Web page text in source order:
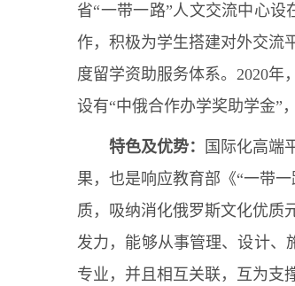
省“一带一路”人文交流中心
作，积极为学生搭建对外交流
度留学资助服务体系。2020
设有“中俄合作办学奖助学金”
特色及优势：
国际化高端
果，也是响应教育部《“一带
质，吸纳消化俄罗斯文化优质
发力，能够从事管理、设计、
专业，并且相互关联，互为支